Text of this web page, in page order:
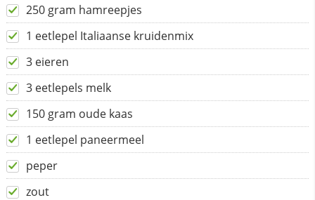
250 gram hamreepjes
1 eetlepel Italiaanse kruidenmix
3 eieren
3 eetlepels melk
150 gram oude kaas
1 eetlepel paneermeel
peper
zout